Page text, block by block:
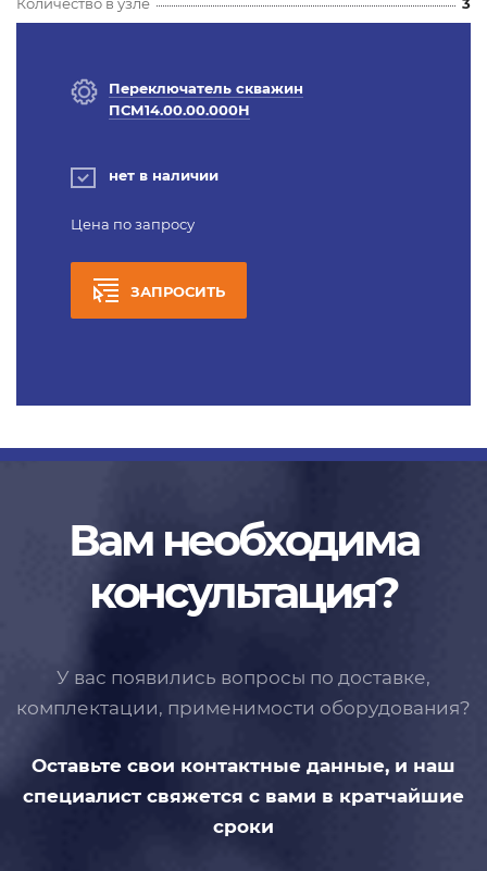
Переключатель скважин
ПСМ14.00.00.000Н
нет в наличии
Цена по запросу
ЗАПРОСИТЬ
Вам необходима
консультация?
У вас появились вопросы по доставке,
комплектации, применимости оборудования?
Оставьте свои контактные данные, и наш
специалист свяжется с вами в кратчайшие
сроки